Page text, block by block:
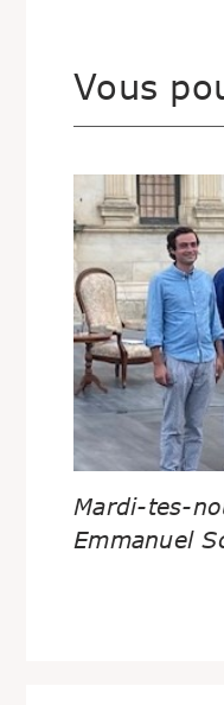
Vous
Mardi-tes-
Emmanuel